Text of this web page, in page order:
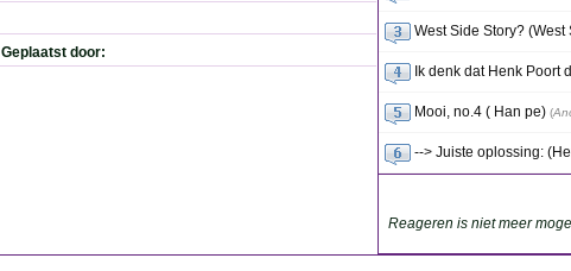
Geplaatst door:
West Side Story?
Ik denk dat Henk Poort
Mooi, no.4 ( Han pe) (
--> Juiste oplossing:
Reageren is niet meer